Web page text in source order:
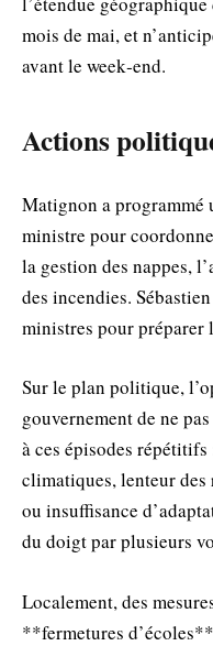
mois de mai, et
avant le week‑end.
Actions
Matignon a programmé
ministre pour
la gestion des nappes,
des incendies.
ministres pour préparer
Sur le plan politique,
gouvernement de ne
à ces épisodes
climatiques, lenteur
ou insuffisance
du doigt par plusieurs
Localement, des
**fermetures